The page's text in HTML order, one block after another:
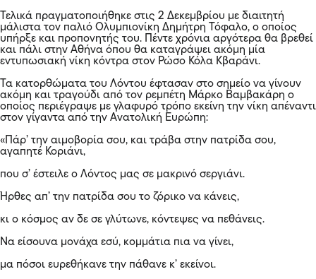
Τελικά πραγματοποιήθηκε στις 2 Δεκεμβρίου με διαιτητή
μάλιστα τον παλιό Ολυμπιονίκη Δημήτρη Τόφαλο, ο οποίος
υπήρξε και προπονητής του. Πέντε χρόνια αργότερα θα βρεθεί
και πάλι στην Αθήνα όπου θα καταγράψει ακόμη μία
εντυπωσιακή νίκη κόντρα στον Ρώσο Κόλα Κβαράνι.
Τα κατορθώματα του Λόντου έφτασαν στο σημείο να γίνουν
ακόμη και τραγούδι από τον ρεμπέτη Μάρκο Βαμβακάρη ο
οποίος περιέγραψε με γλαφυρό τρόπο εκείνη την νίκη απέναντι
στον γίγαντα από την Ανατολική Ευρώπη:
«Πάρ’ την αιμοβορία σου, και τράβα στην πατρίδα σου,
αγαπητέ Κοριάνι,
που σ’ έστειλε ο Λόντος μας σε μακρινό σεργιάνι.
Ήρθες απ’ την πατρίδα σου το ζόρικο να κάνεις,
κι ο κόσμος αν δε σε γλύτωνε, κόντεψες να πεθάνεις.
Να είσουνα μονάχα εσύ, κομμάτια πια να γίνει,
μα πόσοι ευρεθήκανε την πάθανε κ’ εκείνοι.